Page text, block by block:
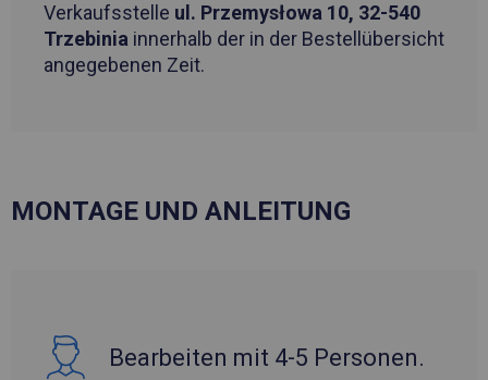
Verkaufsstelle ul. Przemysłowa 10, 32-540
Trzebinia innerhalb der in der Bestellübersicht
angegebenen Zeit.
MONTAGE UND ANLEITUNG
Bearbeiten mit 4-5 Personen.